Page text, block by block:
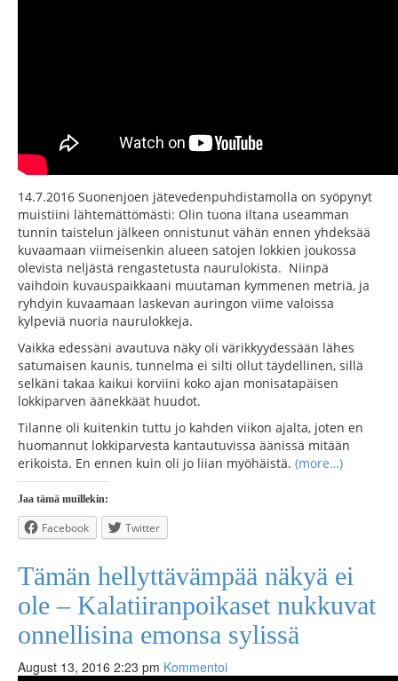
14.7.2016 Suonenjoen jätevedenpuhdistamolla on syöpynyt
muistiini lähtemättömästi: Olin tuona iltana useamman
tunnin taistelun jälkeen onnistunut vähän ennen yhdeksää
kuvaamaan viimeisenkin alueen satojen lokkien joukossa
olevista neljästä rengastetusta naurulokista. Niinpä
vaihdoin kuvauspaikkaani muutaman kymmenen metriä, ja
ryhdyin kuvaamaan laskevan auringon viime valoissa
kylpeviä nuoria naurulokkeja.
Vaikka edessäni avautuva näky oli värikkyydessään lähes
satumaisen kaunis, tunnelma ei silti ollut täydellinen, sillä
selkäni takaa kaikui korviini koko ajan monisatapäisen
lokkiparven äänekkäät huudot.
Tilanne oli kuitenkin tuttu jo kahden viikon ajalta, joten en
huomannut lokkiparvesta kantautuvissa äänissä mitään
erikoista. En ennen kuin oli jo liian myöhäistä. (more…)
Jaa tämä muillekin:
Facebook Twitter
Tämän hellyttävämpää näkyä ei
ole – Kalatiiranpoikaset nukkuvat
onnellisina emonsa sylissä
August 13, 2016 2:23 pm Kommentoi